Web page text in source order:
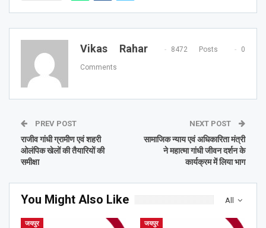
Vikas Rahar 8472 Posts 0
Comments
PREV POST
राजीव गांधी ग्रामीण एवं शहरी
ओलंपिक खेलों की तैयारियों की
समीक्षा
NEXT POST
सामाजिक न्याय एवं अधिकारिता मंत्री
ने महात्मा गांधी जीवन दर्शन के
कार्यक्रम में लिया भाग
All
You Might Also Like
जयपुर जयपुर